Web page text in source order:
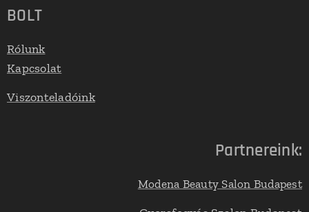
BOLT
Rólunk
Kapcsolat
Viszonteladóink
Partnereink:
Modena Beauty Salon Budapest